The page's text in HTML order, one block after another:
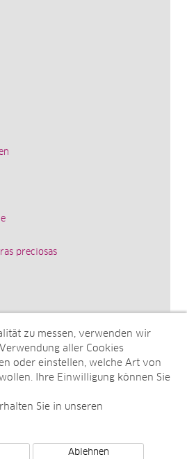
preciosas
zu messen, verwenden wir
aller Cookies
oder einstellen, welche Art von
Ihre Einwilligung können Sie
Sie in unseren
Ablehnen